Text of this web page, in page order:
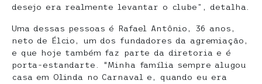
desejo era realmente levantar o clube”, detalha.
Uma dessas pessoas é Rafael Antônio, 36 anos,
neto de Élcio, um dos fundadores da agremiação,
e que hoje também faz parte da diretoria e é
porta-estandarte. “Minha família sempre alugou
casa em Olinda no Carnaval e, quando eu era